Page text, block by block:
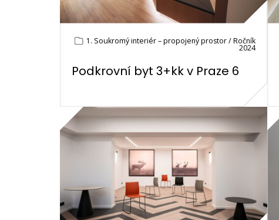
1. Soukromý interiér – propojený prostor / Ročník
2024
Podkrovní byt 3+kk v Praze 6